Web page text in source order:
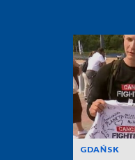
GDAŃSK